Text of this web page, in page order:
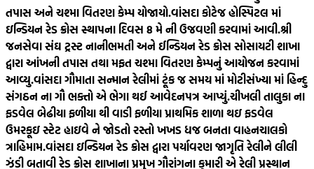
તપાસ અને ચશ્મા વિતરણ કેમ્પ યોજાયો.વાંસદા કોટેજ હોસ્પિટલ માં
ઇન્ડિયન રેડ ક્રોસ સ્થાપના દિવસ 8 મે ની ઉજવણી કરવામાં આવી.શ્રી
જનસેવા સંઘ ટ્રસ્ટ નાનીભમતી અને ઈન્ડિયન રેડ ક્રોસ સોસાયટી શાખા
દ્વારા આંખની તપાસ તથા મફત ચશ્મા વિતરણ કેમ્પનું આયોજન કરવામાં
આવ્યુ.વાંસદા ગૌમાતા સન્માન રેલીમાં ટૂંક જ સમય માં મોટીસંખ્યા માં હિન્દુ
સંગઠન ના ગૌ ભક્તો એ ભેગા થઈ આવેદનપત્ર આપ્યું.ચીખલી તાલુકા ના
ફડવેલ બેઢીયા ફળીયા થી વાડી ફળીયા પ્રાથમિક શાળા થઇ ફડવેલ
ઉમરકૂઇ સ્ટેટ હાઇવે ને જોડતો રસ્તો ખખડ ધજ બનતા વાહનચાલકો
ત્રાહિમામ.વાંસદા ઇન્ડિયન રેડ ક્રોસ દ્વારા પર્યાવરણ જાગૃતિ રેલીને લીલી
ઝંડી બતાવી રેડ ક્રોસ શાખાના પ્રમુખ ગૌરાંગના કુમારી એ રેલી પ્રસ્થાન